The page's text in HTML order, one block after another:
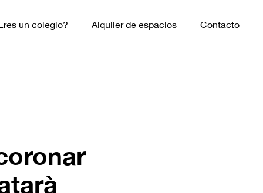
un colegio? Alquiler de espacios Contacto